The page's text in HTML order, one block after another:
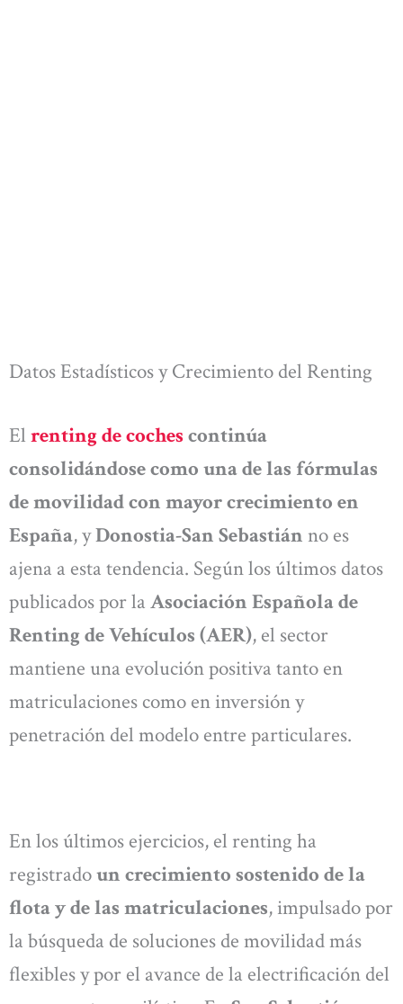
Datos Estadísticos y Crecimiento del Renting
El renting de coches continúa
consolidándose como una de las fórmulas
de movilidad con mayor crecimiento en
España, yDonostia-San Sebastián no es
ajena a esta tendencia. Según los últimos datos
publicados por la Asociación Española de
Renting de Vehículos (AER), el sector
mantiene una evolución positiva tanto en
matriculaciones como en inversión y
penetración del modelo entre particulares.
En los últimos ejercicios, el renting ha
registradoun crecimiento sostenido de la
flota y de las matriculaciones, impulsado por
la búsqueda de soluciones de movilidad más
flexibles y por el avance de la electrificación del